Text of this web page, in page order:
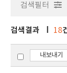
검색필터
검색결과 18
내보내기